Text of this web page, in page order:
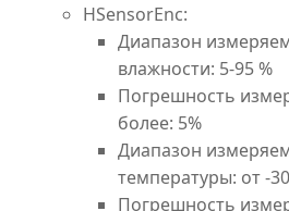
HSensorEnc:
Диапазон
влажности: 5-95 %
Погрешность
более: 5%
Диапазон
температуры: от -
Погрешность